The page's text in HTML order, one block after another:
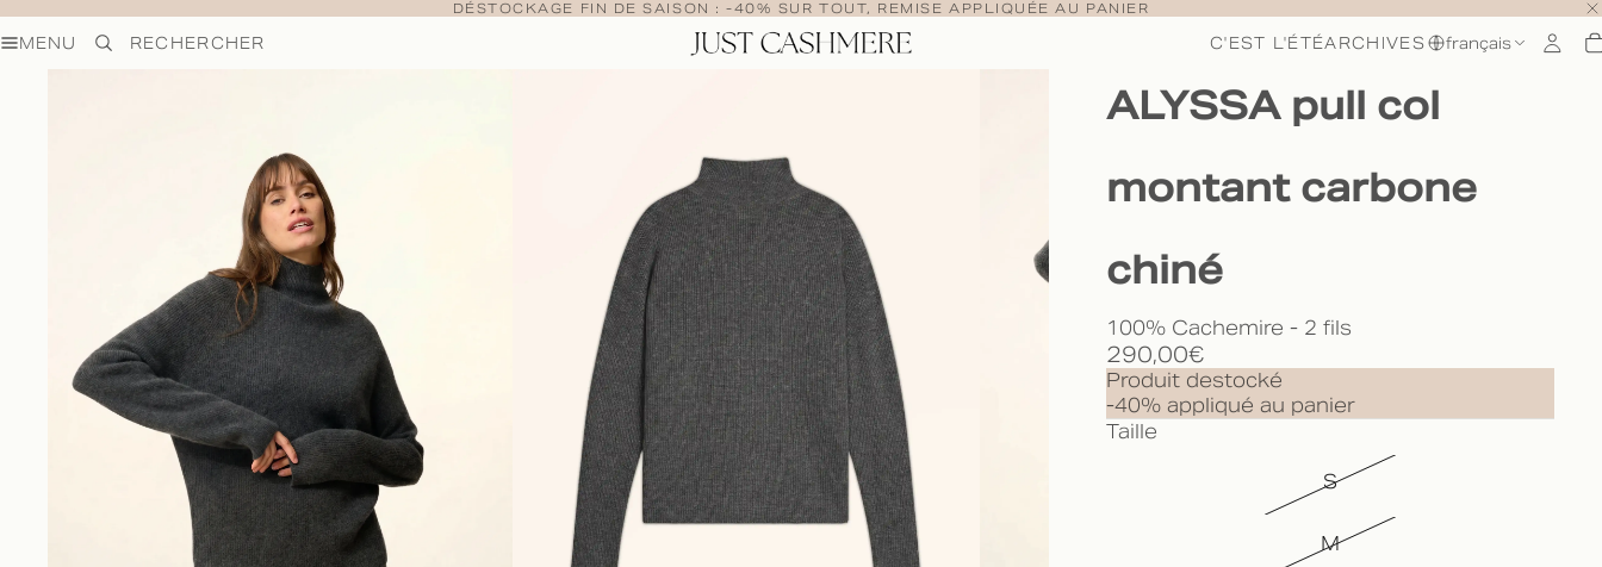
DÉSTOCKAGE FIN DE SAISON : -40% SUR TOUT, REMISE APPLIQUÉE AU PANIER
MENU RECHERCHER C'EST L'ÉTÉARCHIVES français
ALYSSA pull col
montant carbone
chiné
100% Cachemire - 2 fils
290,00€
Produit destocké
-40% appliqué au panier
Taille
S
M